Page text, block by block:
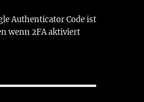
Authenticator Code ist
wenn 2FA aktiviert